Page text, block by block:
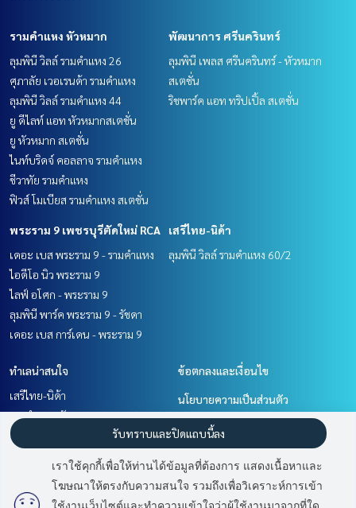
มี2คนกำลังดูประกาศนี้
รามคำแหง หัวหมาก
ลุมพินี วิลล์ รามคำแหง 26
ศุภาลัย เวอเรนด้า รามคำแหง
ลุมพินี วิลล์ รามคำแหง 44
ยู ดีไลท์ แอท หัวหมากสเตชั่น
ยู หัวหมาก สเตชั่น
ไนท์บริดจ์ คอลลาจ รามคำแหง
ชีวาทัย รามคำแหง
ฟิวส์ โมเบียส รามคำแหง สเตชั่น
พัฒนาการ ศรีนครินทร์
ลุมพินี เพลส ศรีนครินทร์ - หัวหมาก
สเตชั่น
ริชพาร์ค แอท ทริปเปิ้ล สเตชั่น
พระราม 9 เพชรบุรีตัดใหม่ RCA
เดอะ เบส พระราม 9 - รามคำแหง
ไอดีโอ นิว พระราม 9
ไลฟ์ อโศก - พระราม 9
ลุมพินี พาร์ค พระราม 9 - รัชดา
เดอะ เบส การ์เดน - พระราม 9
เสรีไทย-นิด้า
ลุมพินี วิลล์ รามคำแหง 60/2
ทำเลน่าสนใจ
เสรีไทย-นิด้า
รามคำแหง หัวหมาก
พระราม 9 เพชรบุรีตัดใหม่ RCA
พัฒนาการ ศรีนครินทร์
ข้อตกลงและเงื่อนไข
นโยบายความเป็นส่วนตัว
เกี่ยวกับเรา
วิธีการฝากขาย-เช่า
ติดต่อ
เราใช้คุกกี้เพื่อให้ท่านได้ข้อมูลที่ต้องการ แสดงเนื้อหาและ
โฆษณาให้ตรงกับความสนใจ รวมถึงเพื่อวิเคราะห์การเข้า
รับทราบและปิดแถบนี้ลง